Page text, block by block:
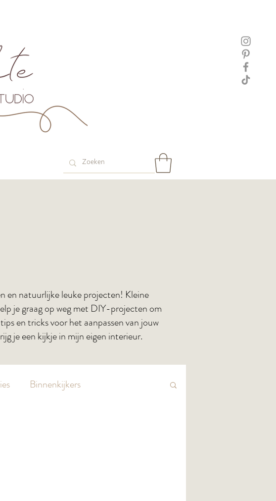
en natuurlijke leuke projecten! Kleine
je graag op weg met DIY-projecten om
en tricks voor het aanpassen van jouw
je een kijkje in mijn eigen interieur.
Binnenkijkers